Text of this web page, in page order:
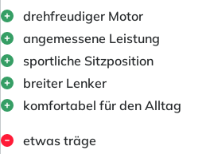
drehfreudiger Motor
angemessene Leistung
sportliche Sitzposition
breiter Lenker
komfortabel für den Alltag
etwas träge